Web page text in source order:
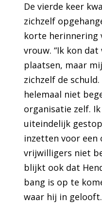
De vierde keer
zichzelf
korte herinnering
vrouw. “Ik kon
plaatsen, maar
zichzelf de
helemaal niet
organisatie zelf.
uiteindelijk
inzetten voor een
vrijwilligers niet
blijkt ook dat
bang is op te
waar hij in